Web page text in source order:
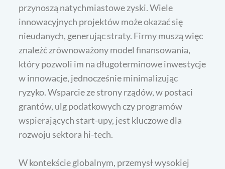
przynoszą natychmiastowe zyski. Wiele
innowacyjnych projektów może okazać się
nieudanych, generując straty. Firmy muszą więc
znaleźć zrównoważony model finansowania,
który pozwoli im na długoterminowe inwestycje
w innowacje, jednocześnie minimalizując
ryzyko. Wsparcie ze strony rządów, w postaci
grantów, ulg podatkowych czy programów
wspierających start-upy, jest kluczowe dla
rozwoju sektora hi-tech.
W kontekście globalnym, przemysł wysokiej